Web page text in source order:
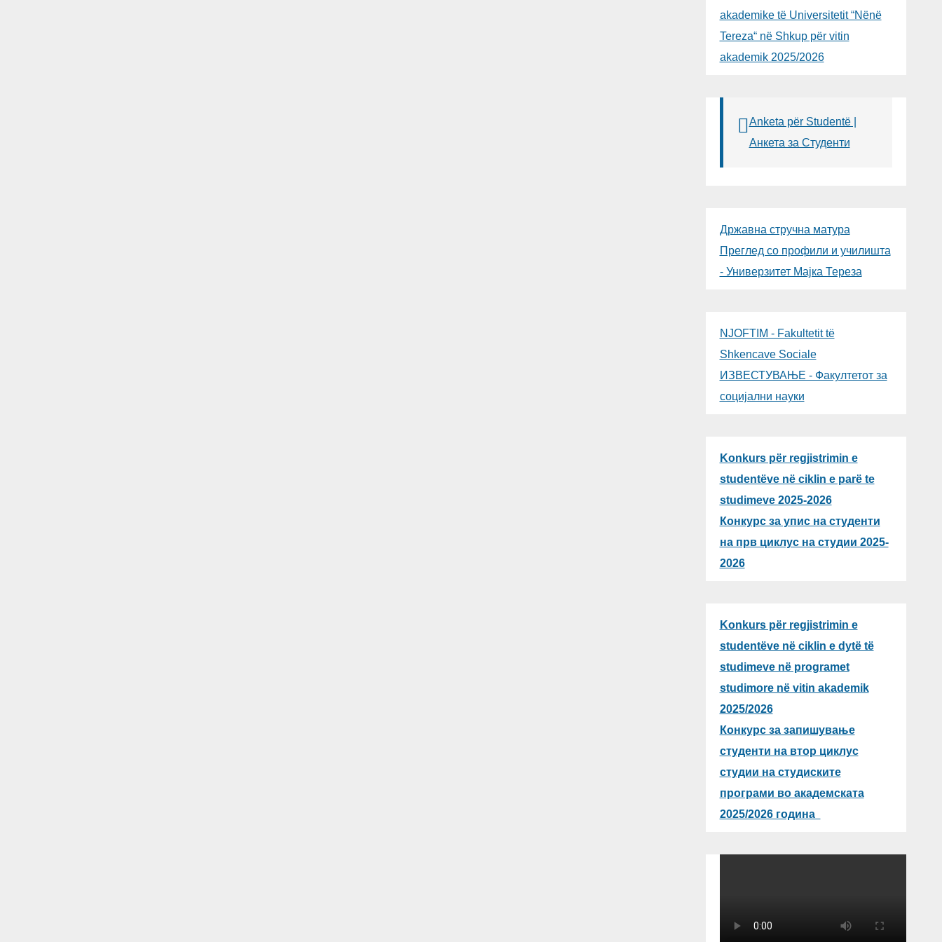
akademike të Universitetit “Nënë
Tereza“ në Shkup për vitin
akademik 2025/2026
Anketa për Studentë |
Анкета за Студенти
Државна стручна матура
Преглед со профили и училишта
- Универзитет Мајка Тереза
NJOFTIM - Fakultetit të
Shkencave Sociale
ИЗВЕСТУВАЊЕ - Факултетот за
социјални науки
Konkurs për regjistrimin e
studentëve në ciklin e parë te
studimeve 2025-2026
Конкурс за упис на студенти
на прв циклус на студии 2025-
2026
Konkurs për regjistrimin e
studentëve në ciklin e dytë të
studimeve në programet
studimore në vitin akademik
2025/2026
Конкурс за запишување
студенти на втор циклус
студии на студиските
програми во академската
2025/2026 година